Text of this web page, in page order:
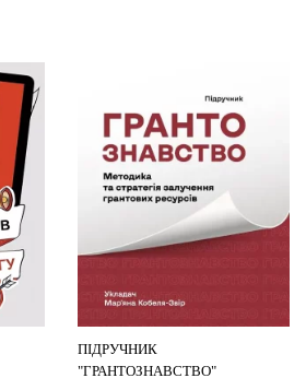
ПІДРУЧНИК
"ГРАНТОЗНАВСТВО"